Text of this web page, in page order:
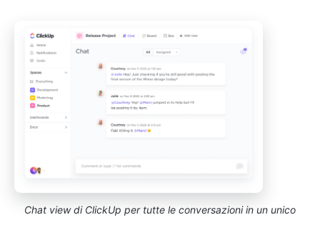
Chat view di ClickUp per tutte le conversazioni in un unico